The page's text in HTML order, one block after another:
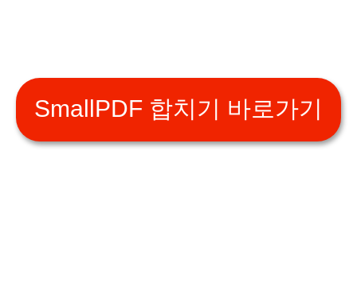
SmallPDF 합치기 바로가기